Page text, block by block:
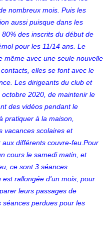
nombreux mois. Puis les
aussi puisque dans les
des inscrits du début de
pour les 11/14 ans. Le
même avec une seule nouvelle
elles se font avec le
Les dirigeants du club et
2020, de maintenir le
des vidéos pendant le
pratiquer à la maison,
vacances scolaires et
différents couvre-feu.Pour
cours le samedi matin, et
ce sont 3 séances
rallongée d'un mois, pour
leurs passages de
perdues pour les